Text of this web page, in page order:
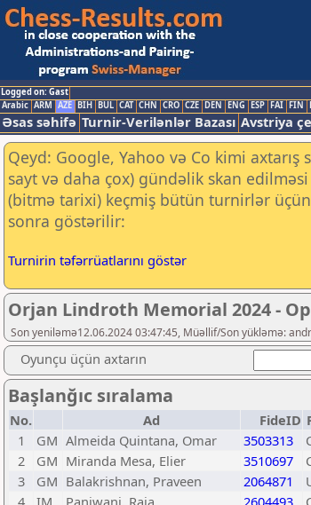
Logged on: Gast
Arabic ARM AZE BIH BUL CAT CHN CRO CZE DEN ENG ESP FAI FIN
Əsas səhifə Turnir-Verilənlər Bazası Avstriya
Qeyd: Google, Yahoo və Co kimi
sayt və daha çox) gündəlik skan
(bitmə tarixi) keçmiş bütün turnirlər üçün
sonra göstərilir:
Turnirin təfərrüatlarını göstər
Orjan Lindroth Memorial 2024 -
Son yeniləmə12.06.2024 03:47:45, Müəllif/Son yükləmə:
Oyunçu üçün axtarın
Başlanğıc sıralama
No. Ad FideID
1
GM Almeida Quintana, Omar 3503313
2
GM Miranda Mesa, Elier 3510697
3
GM Balakrishnan, Praveen 2064871
4
IM Panjwani, Raja 2604493